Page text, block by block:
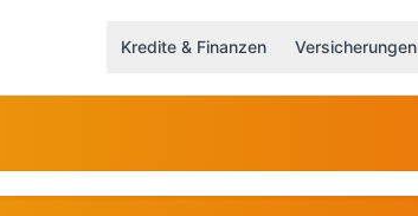
Kredite & Finanzen Versicherungen